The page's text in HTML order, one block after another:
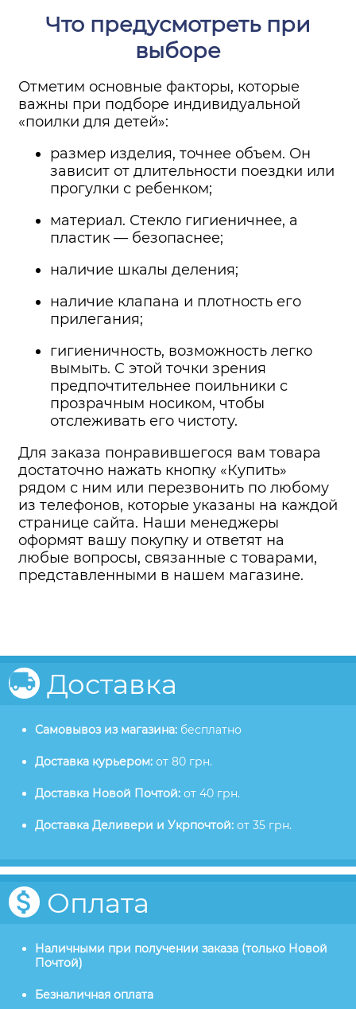
Что предусмотреть при
выборе
Отметим основные факторы, которые
важны при подборе индивидуальной
«поилки для детей»:
размер изделия, точнее объем. Он
зависит от длительности поездки или
прогулки с ребенком;
материал. Стекло гигиеничнее, а
пластик — безопаснее;
наличие шкалы деления;
наличие клапана и плотность его
прилегания;
гигиеничность, возможность легко
вымыть. С этой точки зрения
предпочтительнее поильники с
прозрачным носиком, чтобы
отслеживать его чистоту.
Для заказа понравившегося вам товара
достаточно нажать кнопку «Купить»
рядом с ним или перезвонить по любому
из телефонов, которые указаны на каждой
странице сайта. Наши менеджеры
оформят вашу покупку и ответят на
любые вопросы, связанные с товарами,
представленными в нашем магазине.
Доставка
Самовывоз из магазина: бесплатно
Доставка курьером: от 80 грн.
Доставка Новой Почтой: от 40 грн.
Доставка Деливери и Укрпочтой: от 35 грн.
Оплата
Наличными при получении заказа (только Новой
Почтой)
Безналичная оплата